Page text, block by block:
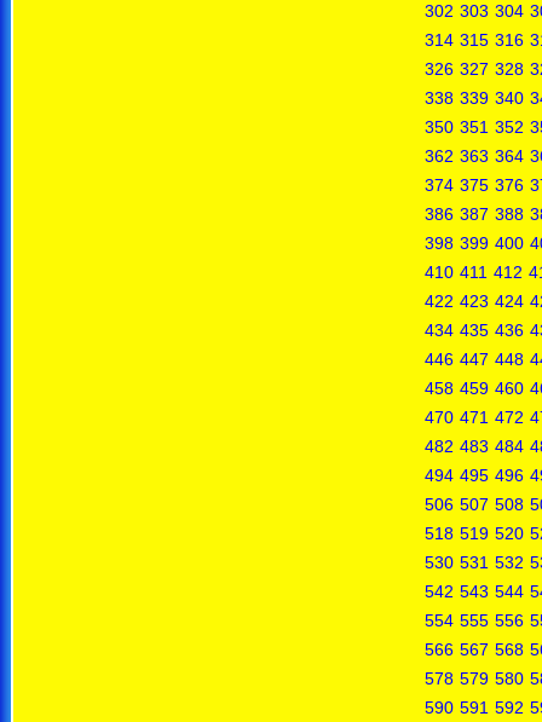
302 303 304
314 315 316
326 327 328
338 339 340
350 351 352
362 363 364
374 375 376
386 387 388
398 399 400
410 411 412
422 423 424
434 435 436
446 447 448
458 459 460
470 471 472
482 483 484
494 495 496
506 507 508
518 519 520
530 531 532
542 543 544
554 555 556
566 567 568
578 579 580
590 591 592